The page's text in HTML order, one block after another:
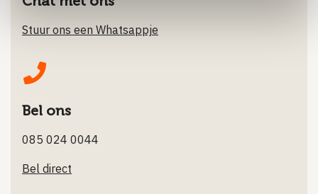
Stuur ons een Whatsappje
Bel ons
085 024 0044
Bel direct